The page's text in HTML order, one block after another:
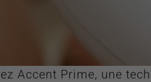
Accent Prime, une